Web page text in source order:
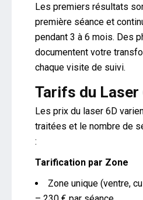
Les premiers résultats
première séance et
pendant 3 à 6 mois. Des
documentent votre
chaque visite de suivi.
Tarifs du Laser
Les prix du laser 6D
traitées et le nombre de
:
Tarification par Zone
Zone unique (ventre,